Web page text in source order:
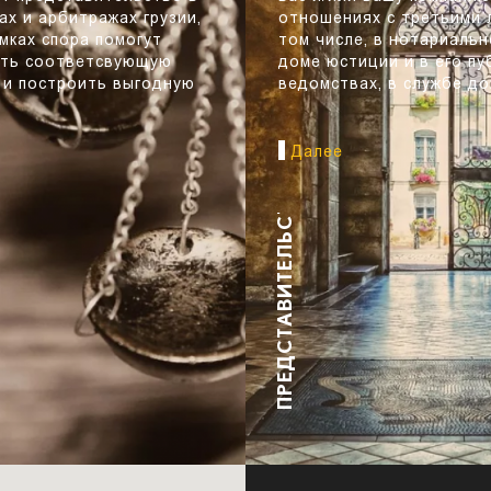
и арбитражах грузии,
спора помогут
соответсвующую
построить выгодную
отношениях с третьими
том числе, в
доме юстиции и в его
ведомствах, в службе
министерства фи
Далее
ПРЕДСТАВИТЕЛЬСТВО